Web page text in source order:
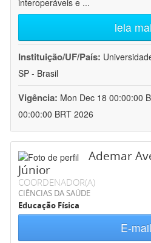
interoperáveis e ...
leia
Instituição/UF/País:
SP - Brasil
Vigência: Mon Dec 18 00:00:00
00:00:00 BRT 2026
Ademar
Júnior
COORDENADOR(A)
CIÊNCIAS DA SAÚDE
Educação Física
E-mail